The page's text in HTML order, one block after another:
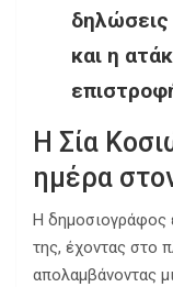
δηλώσεις
και η
Η Σία
ημέρα
Η δημοσιογράφος
της, έχοντας στο
απολαμβάνοντας